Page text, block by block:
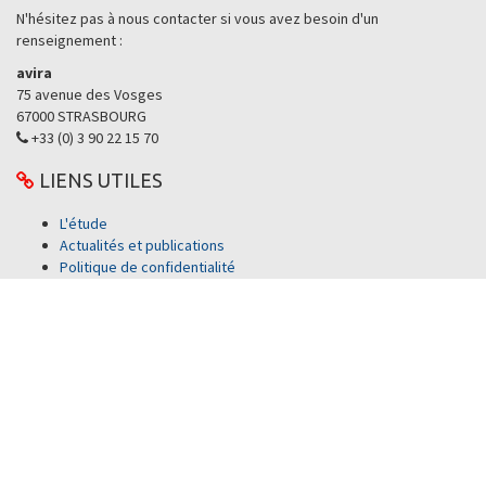
N'hésitez pas à nous contacter si vous avez besoin d'un
renseignement :
avira
75 avenue des Vosges
67000 STRASBOURG
+33 (0) 3 90 22 15 70
LIENS UTILES
L'étude
Actualités et publications
Politique de confidentialité